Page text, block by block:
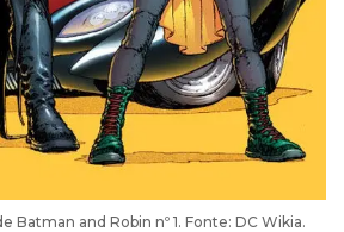
Batman and Robin nº 1. Fonte: DC Wikia.